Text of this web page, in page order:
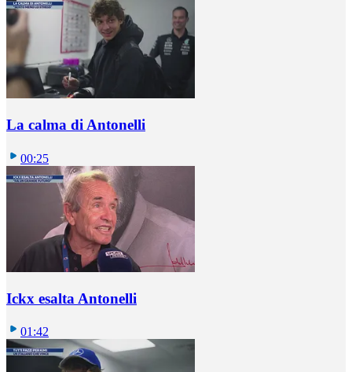
La calma di Antonelli
00:25
Ickx esalta Antonelli
01:42